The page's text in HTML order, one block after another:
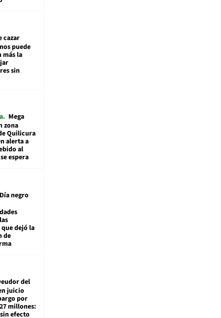
cazar
puede
más la
sin
Mega
zona
Quilicura
alerta a
al
espera
negro
dejó la
de
del
juicio
por
millones:
efecto